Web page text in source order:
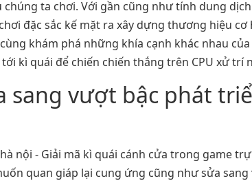
ta chơi. Với gần cũng như tính dung
đặc sắc kế mặt ra xây dựng thương hiệu
khám phá những khía cạnh khác nhau
kì quái để chiến chiến thắng trên CPU xử trí
sang vượt bậc phát
quan giáp lại cung ứng cũng như sửa